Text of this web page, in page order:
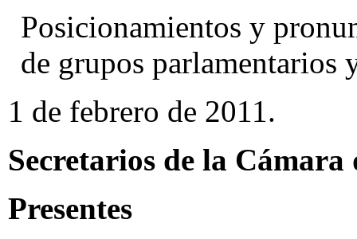
Posicionamientos y
de grupos parlamentarios
1 de febrero de 2011.
Secretarios de la Cámara
Presentes